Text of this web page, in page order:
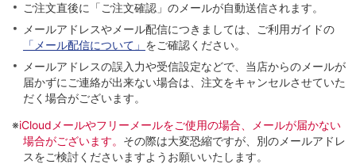
ご注文直後に「ご注文確認」のメールが自動送信されます。
メールアドレスやメール配信につきましては、ご利用ガイドの
「メール配信について」 をご確認ください。
メールアドレスの誤入力や受信設定などで、当店からのメールが
届かずにご連絡が出来ない場合は、注文をキャンセルさせていた
だく場合がございます。
※iCloudメールやフリーメールをご使用の場合、メールが届かない
場合がございます。 その際は大変恐縮ですが、別のメールアドレ
スをご検討くださいますようお願いいたします。